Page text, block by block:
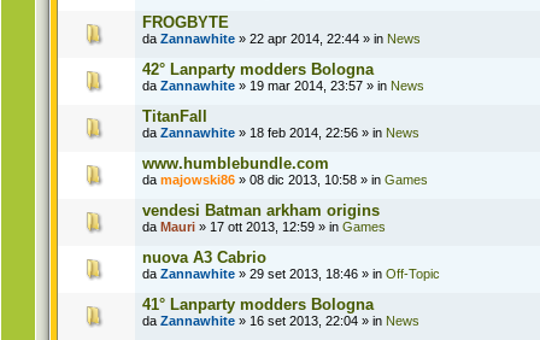
FROGBYTE
da Zannawhite » 22 apr 2014, 22:44 » in News
42° Lanparty modders Bologna
da Zannawhite » 19 mar 2014, 23:57 » in News
TitanFall
da Zannawhite » 18 feb 2014, 22:56 » in News
www.humblebundle.com
da majowski86 » 08 dic 2013, 10:58 » in Games
vendesi Batman arkham origins
da Mauri » 17 ott 2013, 12:59 » in Games
nuova A3 Cabrio
da Zannawhite » 29 set 2013, 18:46 » in Off-Topic
41° Lanparty modders Bologna
da Zannawhite » 16 set 2013, 22:04 » in News